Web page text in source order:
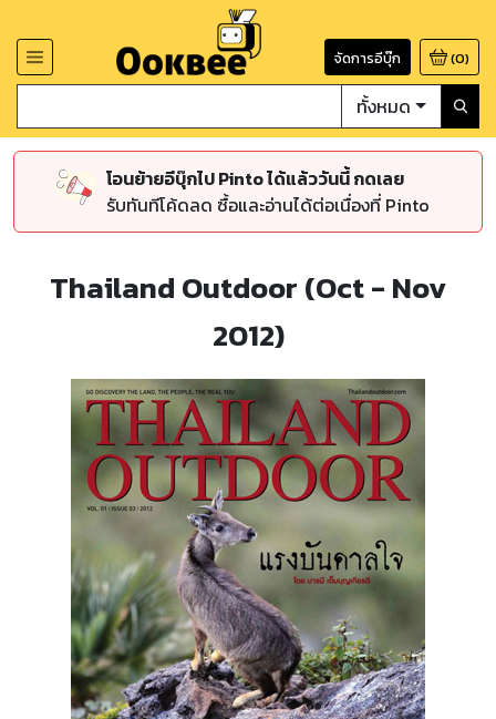
จัดการอีบุ๊ก (0)
ทั้งหมด
โอนย้ายอีบุ๊กไป Pinto ได้แล้ววันนี้ กดเลย
รับทันทีโค้ดลด ซื้อและอ่านได้ต่อเนื่องที่ Pinto
Thailand Outdoor (Oct - Nov
2012)